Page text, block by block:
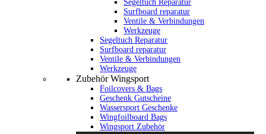
Segeltuch Reparatur
Surfboard reparatur
Ventile & Verbindungen
Werkzeuge
Segeltuch Reparatur
Surfboard reparatur
Ventile & Verbindungen
Werkzeuge
Zubehör Wingsport
Foilcovers & Bags
Geschenk Gutscheine
Wassersport Geschenke
Wingfoilboard Bags
Wingsport Zubehör